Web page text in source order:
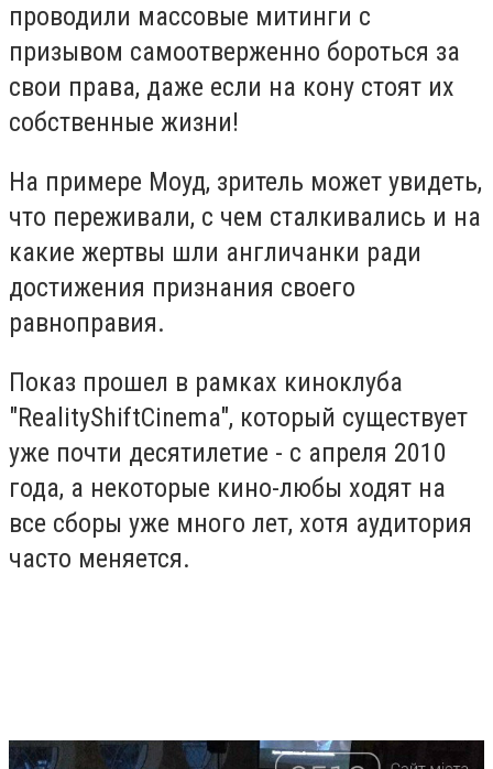
проводили массовые митинги с
призывом самоотверженно бороться за
свои права, даже если на кону стоят их
собственные жизни!
На примере Моуд, зритель может увидеть,
что переживали, с чем сталкивались и на
какие жертвы шли англичанки ради
достижения признания своего
равноправия.
Показ прошел в рамках киноклуба
"RealityShiftCinema", который существует
уже почти десятилетие - с апреля 2010
года, а некоторые кино-любы ходят на
все сборы уже много лет, хотя аудитория
часто меняется.